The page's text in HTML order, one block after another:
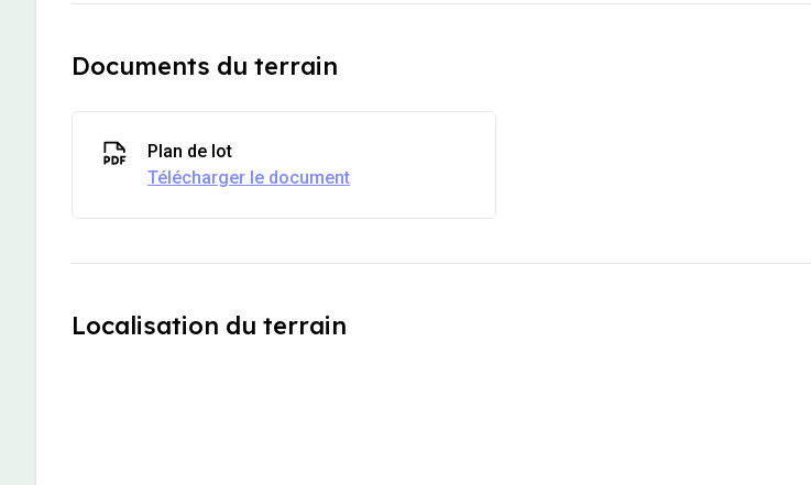
Documents du terrain
Plan de lot
Télécharger le document
Localisation du terrain